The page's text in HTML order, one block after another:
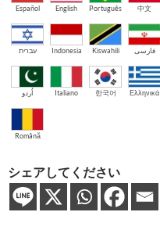
Español English Português 中文
עברית Indonesia Kiswahili فارسی
اُردو Italiano 한국어 Ελληνικά
Română
シェアしてください